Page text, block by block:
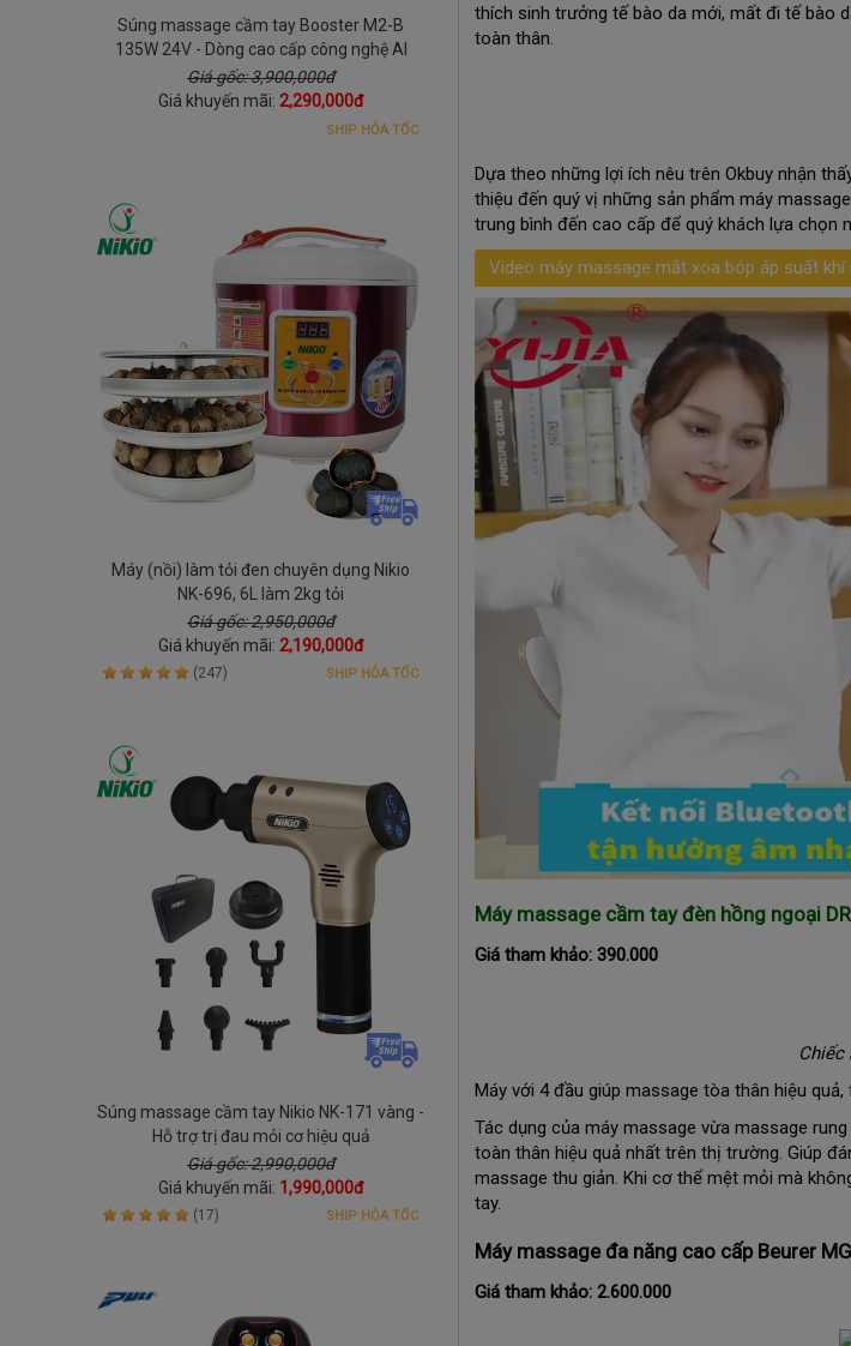
Súng massage cầm tay Booster M2-B
135W 24V - Dòng cao cấp công nghệ AI
Giá gốc: 3,900,000đ
Giá khuyến mãi: 2,290,000đ
SHIP HỎA TỐC
Máy (nồi) làm tỏi đen chuyên dụng Nikio
NK-696, 6L làm 2kg tỏi
Giá gốc: 2,950,000đ
Giá khuyến mãi: 2,190,000đ
(247) SHIP HỎA TỐC
Súng massage cầm tay Nikio NK-171 vàng -
Hỗ trợ trị đau mỏi cơ hiệu quả
Giá gốc: 2,990,000đ
Giá khuyến mãi: 1,990,000đ
(17) SHIP HỎA TỐC
thích sinh trưởng tế bào da mới, mất đi tế bào
toàn thân.
Dựa theo những lợi ích nêu trên Okbuy nhận
thiệu đến quý vị những sản phẩm máy
trung bình đến cao cấp để quý khách lựa chọn
Video máy massage mắt xoa bóp áp suất
Máy massage cầm tay đèn hồng ngoại
Giá tham khảo: 390.000
Chiếc
Máy với 4 đầu giúp massage tòa thân hiệu
Tác dụng của máy massage vừa massage
toàn thân hiệu quả nhất trên thị trường. Giúp
massage thu giản. Khi cơ thể mệt mỏi mà
tay.
Máy massage đa năng cao cấp Beurer
Giá tham khảo: 2.600.000